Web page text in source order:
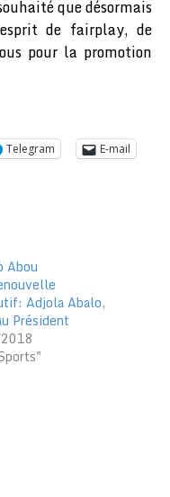
que désormais
de fairplay, de
pour la promotion
Telegram
E-mail
Abou
Adjola Abalo,
Président